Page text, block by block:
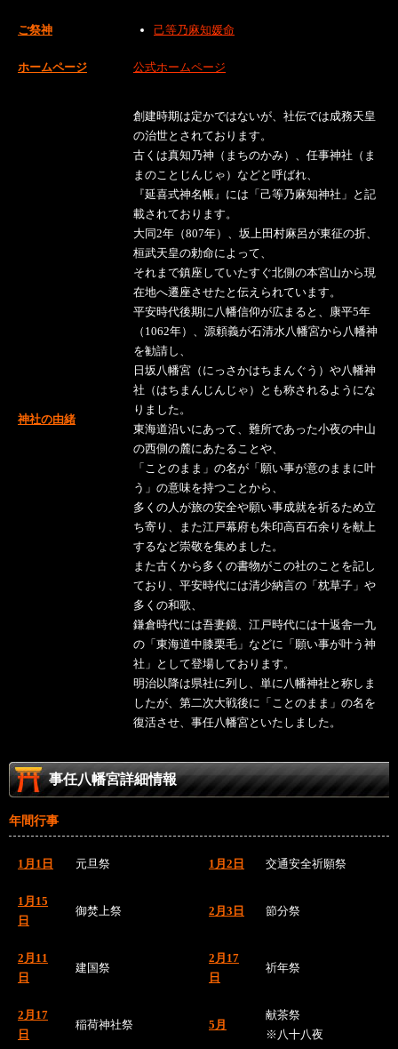
ご祭神 己等乃麻知媛命
ホームページ 公式ホームページ
神社の由緒
創建時期は定かではないが、社伝では成務天皇
の治世とされております。
古くは真知乃神（まちのかみ）、任事神社（ま
まのことじんじゃ）などと呼ばれ、
『延喜式神名帳』には「己等乃麻知神社」と記
載されております。
大同2年（807年）、坂上田村麻呂が東征の折、
桓武天皇の勅命によって、
それまで鎮座していたすぐ北側の本宮山から現
在地へ遷座させたと伝えられています。
平安時代後期に八幡信仰が広まると、康平5年
（1062年）、源頼義が石清水八幡宮から八幡神
を勧請し、
日坂八幡宮（にっさかはちまんぐう）や八幡神
社（はちまんじんじゃ）とも称されるようにな
りました。
東海道沿いにあって、難所であった小夜の中山
の西側の麓にあたることや、
「ことのまま」の名が「願い事が意のままに叶
う」の意味を持つことから、
多くの人が旅の安全や願い事成就を祈るため立
ち寄り、また江戸幕府も朱印高百石余りを献上
するなど崇敬を集めました。
また古くから多くの書物がこの社のことを記し
ており、平安時代には清少納言の「枕草子」や
多くの和歌、
鎌倉時代には吾妻鏡、江戸時代には十返舎一九
の「東海道中膝栗毛」などに「願い事が叶う神
社」として登場しております。
明治以降は県社に列し、単に八幡神社と称しま
したが、第二次大戦後に「ことのまま」の名を
復活させ、事任八幡宮といたしました。
事任八幡宮詳細情報
年間行事
1月1日 元旦祭 1月2日 交通安全祈願祭
1月15
日
御焚上祭 2月3日 節分祭
2月11
日
建国祭
2月17
日
祈年祭
2月17
日
稲荷神社祭 5月
献茶祭
※八十八夜